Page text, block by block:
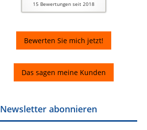
15 Bewertungen seit 2018
Bewerten Sie mich jetzt!
Das sagen meine Kunden
Newsletter abonnieren